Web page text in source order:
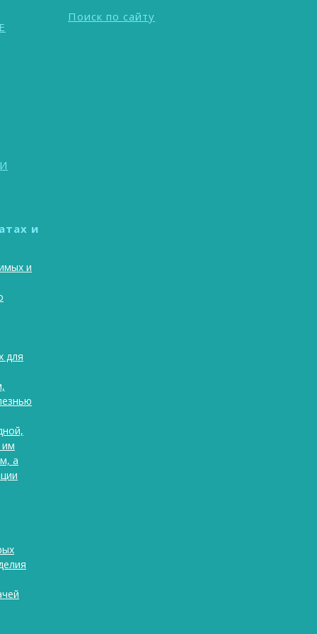
Поиск по сайту
и
и
для
им
а